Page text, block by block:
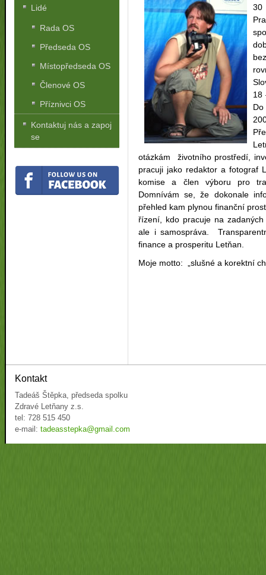
30
18
otázkám životního prostředí,
pracuji jako redaktor a fotograf
komise a člen výboru pro
Domnívám se, že dokonale
přehled kam plynou finanční
řízení, kdo pracuje na
ale i samospráva.
finance a prosperitu Letňan.
Moje motto: „slušné a korektní
Lidé
Rada OS
Předseda OS
Místopředseda OS
Členové OS
Příznivci OS
Kontaktuj nás a zapoj
se
Kontakt
Tadeáš Štěpka, předseda spolku
Zdravé Letňany z.s.
tel: 728 515 450
e-mail: tadeasstepka@gmail.com